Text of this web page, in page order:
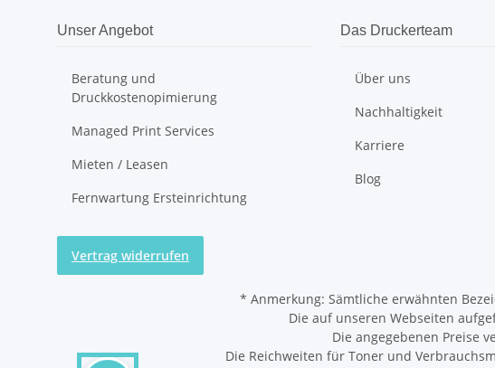
Unser Angebot
Beratung und
Druckkostenopimierung
Managed Print Services
Mieten / Leasen
Fernwartung Ersteinrichtung
Das Druckerteam
Über uns
Nachhaltigkeit
Karriere
Blog
Vertrag widerrufen
* Anmerkung: Sämtliche erwähnten
Die auf unseren Webseiten
Die angegebenen Preise
Die Reichweiten für Toner und